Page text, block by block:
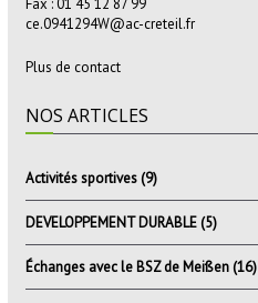
ce.0941294W@ac-creteil.fr
Plus de contact
NOS ARTICLES
Activités sportives(9)
DEVELOPPEMENT DURABLE(5)
Échanges avec le BSZ de Meißen(16)